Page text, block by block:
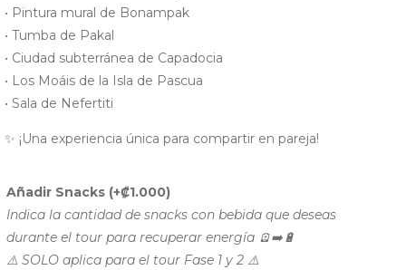
• Pintura mural de Bonampak
• Tumba de Pakal
• Ciudad subterránea de Capadocia
• Los Moáis de la Isla de Pascua
• Sala de Nefertiti
✨ ¡Una experiencia única para compartir en pareja!
Añadir Snacks (+₡1.000)
Indica la cantidad de snacks con bebida que deseas
durante el tour para recuperar energía 🪫➡️🔋
⚠️ SOLO aplica para el tour Fase 1 y 2 ⚠️